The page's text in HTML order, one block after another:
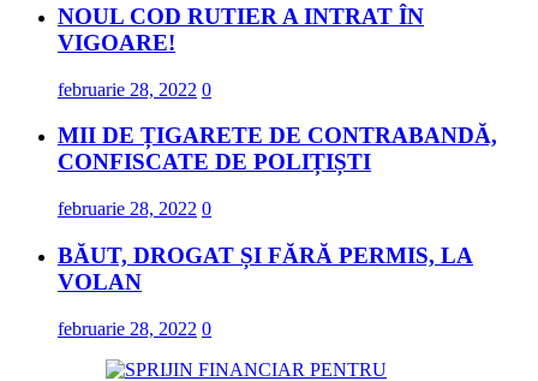
NOUL COD RUTIER A INTRAT ÎN
VIGOARE!
februarie 28, 2022 0
MII DE ȚIGARETE DE CONTRABANDĂ,
CONFISCATE DE POLIȚIȘTI
februarie 28, 2022 0
BĂUT, DROGAT ȘI FĂRĂ PERMIS, LA
VOLAN
februarie 28, 2022 0